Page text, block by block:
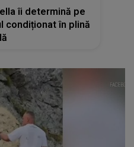
îi determină pe
condiționat în plină